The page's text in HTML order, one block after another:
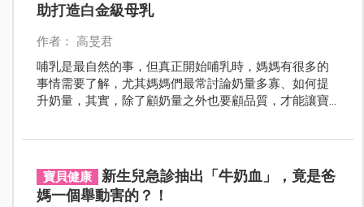
助打造白金級母乳
作者： 高旻君
哺乳是最自然的事，但真正開始哺乳時，媽媽有很多的
事情需要了解，尤其媽媽們最常討論奶量多寡、如何提
升奶量，其實，除了顧奶量之外也要顧品質，才能讓寶
寶貝健康
新生兒急診抽出「牛奶血」，竟是爸
媽一個舉動害的？！